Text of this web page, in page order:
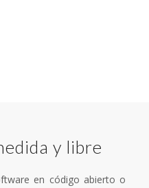
y libre
en código abierto o